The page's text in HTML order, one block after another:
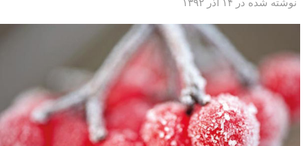
View (قابلیتی از دوربین که آن را دست کم می گیرند) بدانید را توضیح می
دهد.
ادامه مطلب